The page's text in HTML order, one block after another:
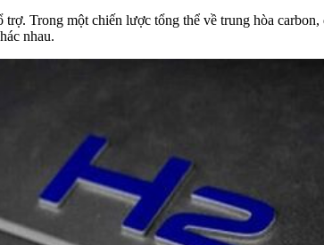
Trong một chiến lược tổng thể về trung hòa
nhau.